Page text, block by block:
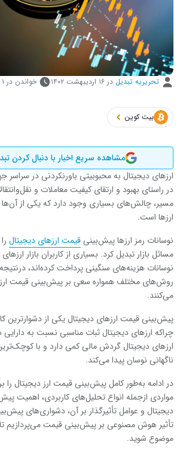
تحریریه تبدیل در ۱۶ اردیبهشت ۱۴۰۲ خواندن در ۱ دقیقه
بیت کوین
مشاهده سریع اخبار با دنبال کردن
ارزهای دیجیتال به محبوبیتی باورنکردنی در سراسر
در راستای بهبود و ارتقای کیفیت معاملات و
مسیر، چالش‌های بسیاری وجود دارد که یکی از آن‌ها
ارزها است.
نوسانات رمز ارزها پیش‌بینیقیمت ارزهای دیجیتال
مسائل بازار تبدیل کرد. بسیاری از کاربران بازار
نوسانات هزینه‌های سنگینی پرداخت کرده‌اند، درنتیجه،
روش‌های مختلف همواره سعی بر پیش‌بینی قیمت
می‌کنند.
پیش‌بینی قیمت ارزهای دیجیتال یکی از دشوارترین
چراکه ارزهای دیجیتال ثبات مناسبی نسبت به دارایی
ارزهای دیجیتال گردش مالی کمی دارد و با
ناگهانی نوسان پیدا می‌کند.
در ادامه به‌طور کامل پیش‌بینی قیمت ارز دیجیتال
مواردی ازجمله انواع تحلیل‌های کاربردی، اهمیت
دیجیتال و عوامل تأثیرگذار بر آن، دشواری‌های
تأثیر هوش مصنوعی بر پیش‌بینی قیمت می‌پردازیم تا
موضوع شوید.